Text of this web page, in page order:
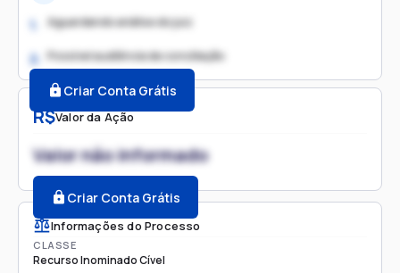
R$Valor da Ação
Valor não informado
Criar Conta Grátis
Informações do Processo
CLASSE
Recurso Inominado Cível
1. Aguardando análise do juiz
2. Possível audiência de conciliação
Criar Conta Grátis